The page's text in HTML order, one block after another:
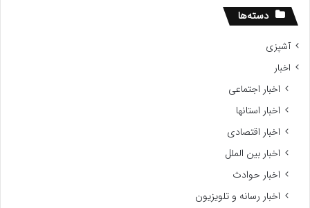
دسته‌ها
آشپزی
اخبار
اخبار اجتماعی
اخبار استانها
اخبار اقتصادی
اخبار بین الملل
اخبار حوادث
اخبار رسانه و تلویزیون